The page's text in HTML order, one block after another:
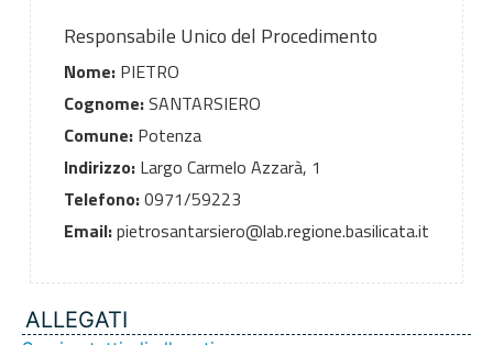
Responsabile Unico del Procedimento
Nome:PIETRO
Cognome:SANTARSIERO
Comune:Potenza
Indirizzo:Largo Carmelo Azzarà, 1
Telefono:0971/59223
Email:pietrosantarsiero@lab.regione.basilicata.it
ALLEGATI